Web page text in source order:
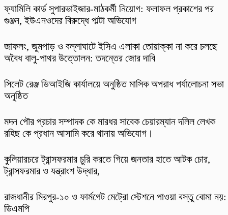
ফ্যামিলি কার্ড সুপারভাইজার-মাঠকর্মী নিয়োগ: ফলাফল প্রকাশের পর
গুঞ্জন, ইউএনওদের বিরুদ্ধে পাল্টা অভিযোগ
​জাফলং, জুমপাড় ও বল্লাঘাটে ইসিএ এলাকা তোয়াক্কা না করে চলছে
অবৈধ বালু-পাথর উত্তোলন: তদন্তের জোর দাবি
‎সিলেট রেঞ্জ ডিআইজি কার্যালয়ে অনুষ্ঠিত মাসিক অপরাধ পর্যালোচনা সভা
অনুষ্ঠিত
মদন পৌর প্রচার সম্পাদক কে মারধর সাবেক চেয়ারম্যান দলিল লেখক
রহিছ কে প্রধান আসামি করে থানায় অভিযোগ।
কুলিয়ারচরে ট্রান্সফরমার চুরি করতে গিয়ে জনতার হাতে আটক চোর,
ট্রান্সফরমার ও যন্ত্রাংশ উদ্ধার,
রাজধানীর মিরপুর-১০ ও ফার্মগেট মেট্রো স্টেশনে পাওয়া বস্তু বোমা নয়:
ডিএমপি